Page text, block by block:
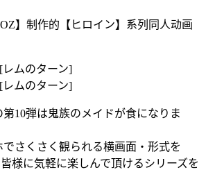
】制作的【ヒロイン】系列同人动画
レムのターン]
レムのターン]
10弾は鬼族のメイドが食になりま
でさくさく観られる横画面・形式を
様に気軽に楽しんで頂けるシリーズを